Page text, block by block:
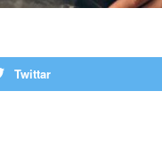
Twittar